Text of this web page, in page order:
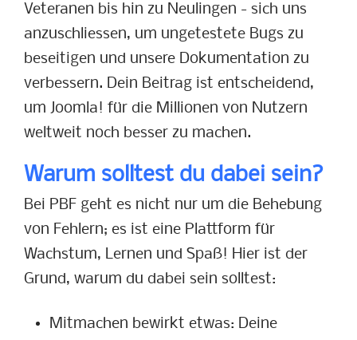
Veteranen bis hin zu Neulingen - sich uns
anzuschliessen, um ungetestete Bugs zu
beseitigen und unsere Dokumentation zu
verbessern. Dein Beitrag ist entscheidend,
um Joomla! für die Millionen von Nutzern
weltweit noch besser zu machen.
Warum solltest du dabei sein?
Bei PBF geht es nicht nur um die Behebung
von Fehlern; es ist eine Plattform für
Wachstum, Lernen und Spaß! Hier ist der
Grund, warum du dabei sein solltest:
Mitmachen bewirkt etwas: Deine